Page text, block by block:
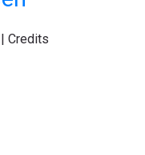
|Credits